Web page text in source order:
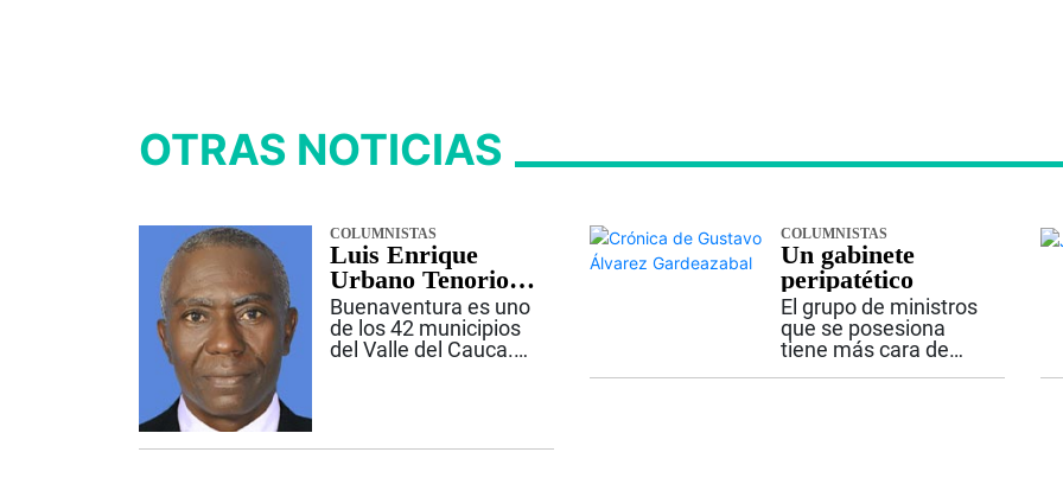
OTRAS NOTICIAS
COLUMNISTAS
Luis Enrique
Urbano Tenorio,
“Peregoyo”
Buenaventura es uno
de los 42 municipios
del Valle del Cauca.
fundada por Juan de
COLUMNISTAS
Un gabinete
peripatético
El grupo de ministros
que se posesiona
tiene más cara de